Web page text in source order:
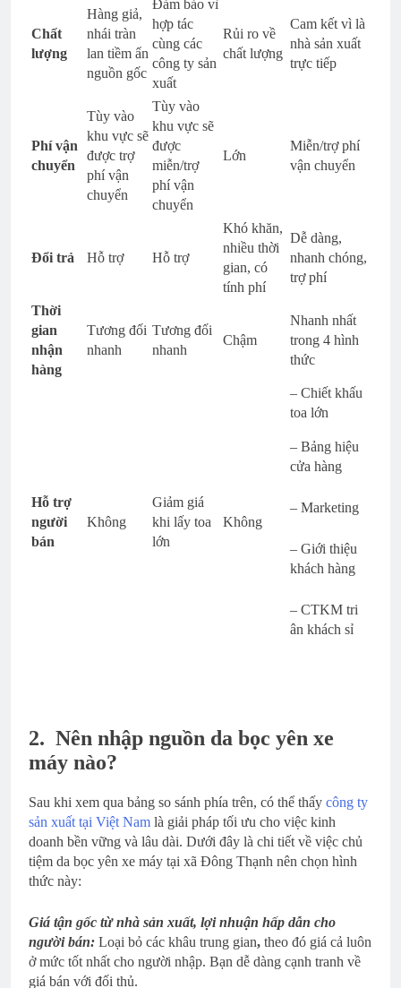
Chất
lượng
Hàng giả,
nhái tràn
lan tiềm ẩn
nguồn gốc
Đảm bảo vì
hợp tác
cùng các
công ty sản
xuất
Rủi ro về
chất lượng
Cam kết vì là
nhà sản xuất
trực tiếp
Phí vận
chuyển
Tùy vào
khu vực sẽ
được trợ
phí vận
chuyển
Tùy vào
khu vực sẽ
được
miễn/trợ
phí vận
chuyển
Lớn
Miễn/trợ phí
vận chuyển
Đổi trả Hỗ trợ Hỗ trợ
Khó khăn,
nhiều thời
gian, có
tính phí
Dễ dàng,
nhanh chóng,
trợ phí
Thời
gian
nhận
hàng
Tương đối
nhanh
Tương đối
nhanh
Chậm
Nhanh nhất
trong 4 hình
thức
Hỗ trợ
người
bán
Không
Giảm giá
khi lấy toa
lớn
Không
– Chiết khấu
toa lớn
– Bảng hiệu
cửa hàng
– Marketing
– Giới thiệu
khách hàng
– CTKM tri
ân khách sỉ
2. Nên nhập nguồn da bọc yên xe
máy nào?
Sau khi xem qua bảng so sánh phía trên, có thể thấy công ty
sản xuất tại Việt Nam là giải pháp tối ưu cho việc kinh
doanh bền vững và lâu dài. Dưới đây là chi tiết về việc chủ
tiệm da bọc yên xe máy tại xã Đông Thạnh nên chọn hình
thức này:
Giá tận gốc từ nhà sản xuất, lợi nhuận hấp dẫn cho
người bán: Loại bỏ các khâu trung gian, theo đó giá cả luôn
ở mức tốt nhất cho người nhập. Bạn dễ dàng cạnh tranh về
giá bán với đối thủ.